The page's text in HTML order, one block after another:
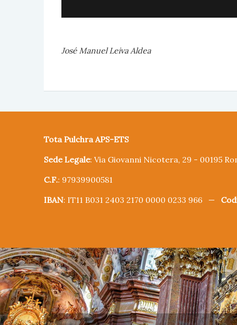
José Manuel Leiva Aldea
Tota Pulchra APS-ETS
Sede Legale: Via Giovanni Nicotera, 29 - 00195
C.F.: 97939900581
IBAN: IT11 B031 2403 2170 0000 0233 966 —